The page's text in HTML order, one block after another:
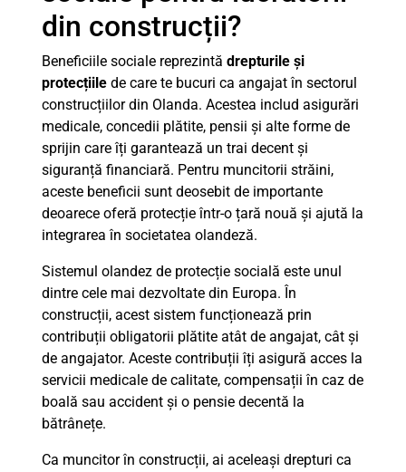
din construcții?
Beneficiile sociale reprezintă drepturile și
protecțiile de care te bucuri ca angajat în sectorul
construcțiilor din Olanda. Acestea includ asigurări
medicale, concedii plătite, pensii și alte forme de
sprijin care îți garantează un trai decent și
siguranță financiară. Pentru muncitorii străini,
aceste beneficii sunt deosebit de importante
deoarece oferă protecție într-o țară nouă și ajută la
integrarea în societatea olandeză.
Sistemul olandez de protecție socială este unul
dintre cele mai dezvoltate din Europa. În
construcții, acest sistem funcționează prin
contribuții obligatorii plătite atât de angajat, cât și
de angajator. Aceste contribuții îți asigură acces la
servicii medicale de calitate, compensații în caz de
boală sau accident și o pensie decentă la
bătrânețe.
Ca muncitor în construcții, ai aceleași drepturi ca